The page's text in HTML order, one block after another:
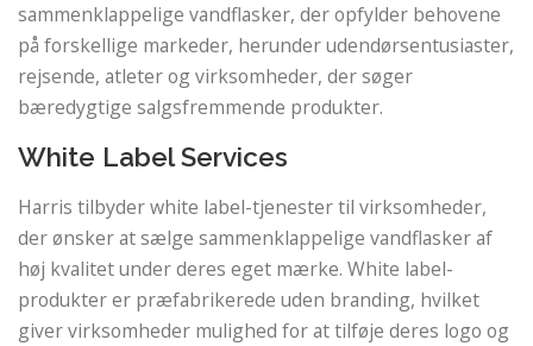
sammenklappelige vandflasker, der opfylder behovene
på forskellige markeder, herunder udendørsentusiaster,
rejsende, atleter og virksomheder, der søger
bæredygtige salgsfremmende produkter.
White Label Services
Harris tilbyder white label-tjenester til virksomheder,
der ønsker at sælge sammenklappelige vandflasker af
høj kvalitet under deres eget mærke. White label-
produkter er præfabrikerede uden branding, hvilket
giver virksomheder mulighed for at tilføje deres logo og